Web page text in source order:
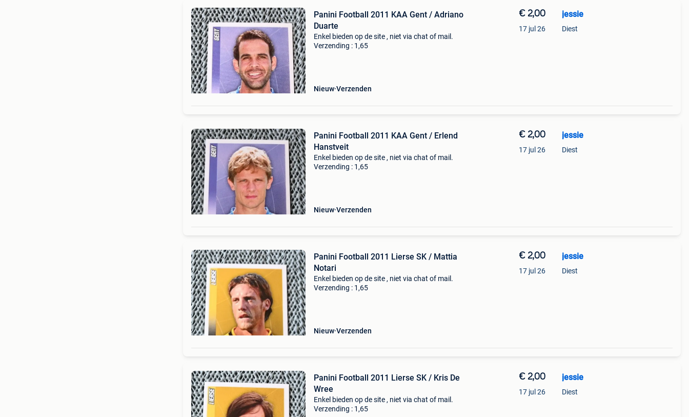
Panini Football 2011 KAA Gent / Adriano
Duarte
Enkel bieden op de site , niet via chat of mail.
Verzending : 1,65
Nieuw Verzenden
€ 2,00
17 jul 26
jessie
Diest
Panini Football 2011 KAA Gent / Erlend
Hanstveit
Enkel bieden op de site , niet via chat of mail.
Verzending : 1,65
Nieuw Verzenden
€ 2,00
17 jul 26
jessie
Diest
Panini Football 2011 Lierse SK / Mattia
Notari
Enkel bieden op de site , niet via chat of mail.
Verzending : 1,65
Nieuw Verzenden
€ 2,00
17 jul 26
jessie
Diest
Panini Football 2011 Lierse SK / Kris De
Wree
Enkel bieden op de site , niet via chat of mail.
Verzending : 1,65
€ 2,00
17 jul 26
jessie
Diest